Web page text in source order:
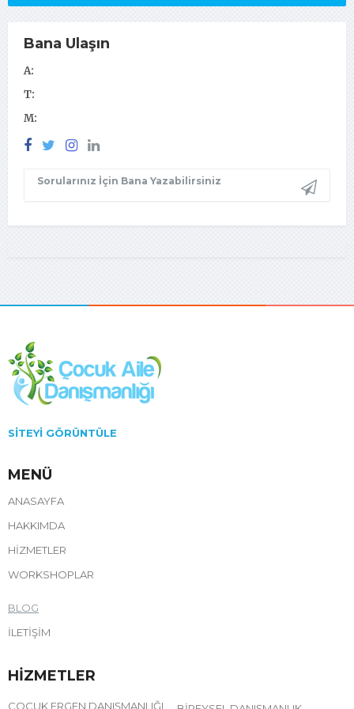
Bana Ulaşın
A:
T:
M:
Sorularınız İçin Bana Yazabilirsiniz
SITEYI GÖRÜNTÜLE
MENÜ
ANASAYFA
HAKKIMDA
HIZMETLER
WORKSHOPLAR
BLOG
İLETIŞIM
HIZMETLER
ÇOCUK ERGEN DANIŞMANLIĞI